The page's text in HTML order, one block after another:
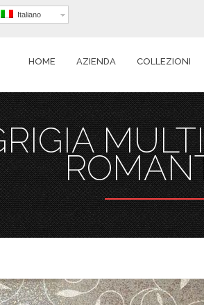
Italiano
HOME AZIENDA COLLEZIONI